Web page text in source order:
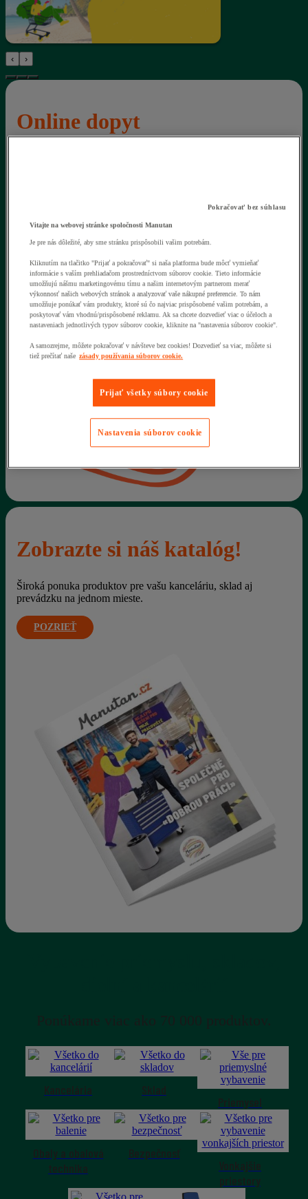
‹ ›
Online dopyt
Zobrazte si náš katalóg!
Široká ponuka produktov pre vašu kanceláriu, sklad aj
prevádzku na jednom mieste.
POZRIEŤ
Ponúkame viac ako 70 000 produktov.
Kancelária
Sklad
Priemysel
Obaly a obalová
technika
Bezpečnosť
Vonkajšie
priestory
Pokračovať bez súhlasu
Vitajte na webovej stránke spoločnosti Manutan
Je pre nás dôležité, aby sme stránku prispôsobili vašim potrebám.
Kliknutím na tlačitko "Prijať a pokračovať" si naša platforma bude môcť vymieňať
informácie s vaším prehliadačom prostredníctvom súborov cookie. Tieto informácie
umožňujú nášmu marketingovému tímu a našim internetovým partnerom merať
výkonnosť našich webových stránok a analyzovať vaše nákupné preferencie. To nám
umožňuje ponúkať vám produkty, ktoré sú čo najviac prispôsobené vašim potrebám, a
poskytovať vám vhodnú/prispôsobené reklamu. Ak sa chcete dozvedieť viac o účeloch a
nastaveniach jednotlivých typov súborov cookie, kliknite na "nastavenia súborov cookie".
A samozrejme, môžete pokračovať v návšteve bez cookies! Dozvedieť sa viac, môžete si
tiež prečítať naše zásady používania súborov cookie.
Prijať všetky súbory cookie
Nastavenia súborov cookie